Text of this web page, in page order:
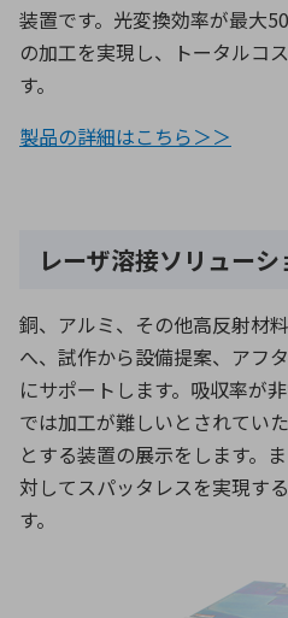
装置です。光変換効率が最大
の加工を実現し、トータルコ
す。
製品の詳細はこちら＞＞
レーザ溶接ソリューシ
銅、アルミ、その他高反射材
へ、試作から設備提案、アフ
にサポートします。吸収率が
では加工が難しいとされてい
とする装置の展示をします。
対してスパッタレスを実現す
す。